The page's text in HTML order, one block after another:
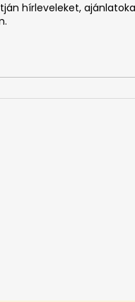
hírleveleket,